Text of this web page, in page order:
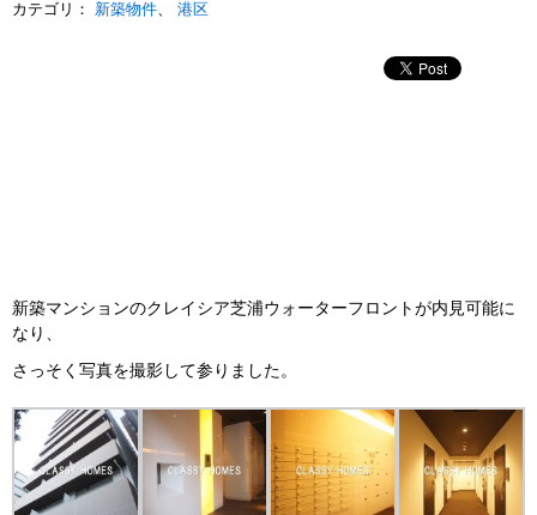
カテゴリ： 新築物件 港区
新築マンションのクレイシア芝浦ウォーターフロントが内見可能に
なり、
さっそく写真を撮影して参りました。